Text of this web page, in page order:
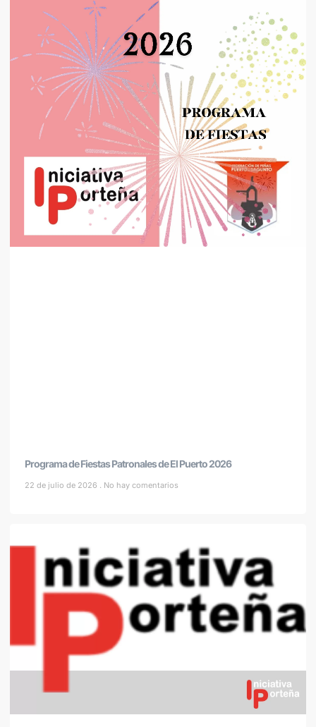
Programa de Fiestas Patronales de El Puerto 2026
22 de julio de 2026 No hay comentarios